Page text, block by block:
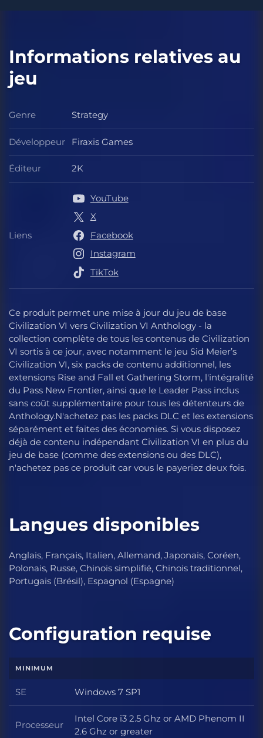
Informations relatives au
jeu
Ce produit permet une mise à jour du jeu de base
Civilization VI vers Civilization VI Anthology - la
collection complète de tous les contenus de Civilization
VI sortis à ce jour, avec notamment le jeu Sid Meier’s
Civilization VI, six packs de contenu additionnel, les
extensions Rise and Fall et Gathering Storm, l'intégralité
du Pass New Frontier, ainsi que le Leader Pass inclus
sans coût supplémentaire pour tous les détenteurs de
Anthology.N'achetez pas les packs DLC et les extensions
séparément et faites des économies. Si vous disposez
déjà de contenu indépendant Civilization VI en plus du
jeu de base (comme des extensions ou des DLC),
n'achetez pas ce produit car vous le payeriez deux fois.
Genre Genre
Strategy
Développeur Développeur
Firaxis Games
Éditeur Éditeur
2K
Liens Liens
YouTube
X
Facebook
Instagram
TikTok
Langues disponibles
Anglais, Français, Italien, Allemand, Japonais, Coréen,
Polonais, Russe, Chinois simplifié, Chinois traditionnel,
Portugais (Brésil), Espagnol (Espagne)
Configuration requise
MINIMUM
SE SE
Windows 7 SP1
Processeur Processeur
Intel Core i3 2.5 Ghz or AMD Phenom II
2.6 Ghz or greater